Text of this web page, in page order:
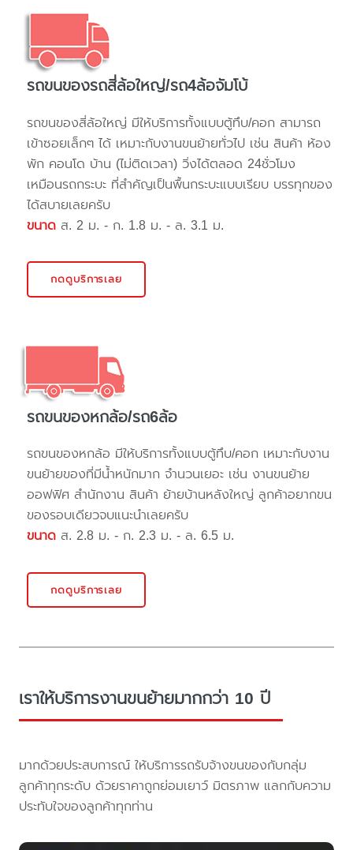
รถขนของรถสี่ล้อใหญ่/รถ4ล้อจัมโบ้
รถขนของสี่ล้อใหญ่ มีให้บริการทั้งแบบตู้ทึบ/คอก สามารถ
เข้าซอยเล็กๆ ได้ เหมาะกับงานขนย้ายทั่วไป เช่น สินค้า ห้อง
พัก คอนโด บ้าน (ไม่ติดเวลา) วิ่งได้ตลอด 24ชั่วโมง
เหมือนรถกระบะ ที่สำคัญเป็นพื้นกระบะแบบเรียบ บรรทุกของ
ได้สบายเลยครับ
ขนาด ส. 2 ม. - ก. 1.8 ม. - ล. 3.1 ม.
กดดูบริการเลย
รถขนของหกล้อ/รถ6ล้อ
รถขนของหกล้อ มีให้บริการทั้งแบบตู้ทึบ/คอก เหมาะกับงาน
ขนย้ายของที่มีน้ำหนักมาก จำนวนเยอะ เช่น งานขนย้าย
ออฟฟิศ สำนักงาน สินค้า ย้ายบ้านหลังใหญ่ ลูกค้าอยากขน
ของรอบเดียวจบแนะนำเลยครับ
ขนาด ส. 2.8 ม. - ก. 2.3 ม. - ล. 6.5 ม.
กดดูบริการเลย
เราให้บริการงานขนย้ายมากกว่า 10 ปี
มากด้วยประสบการณ์ ให้บริการรถรับจ้างขนของกับกลุ่ม
ลูกค้าทุกระดับ ด้วยราคาถูกย่อมเยาว์ มิตรภาพ แลกกับความ
ประทับใจของลูกค้าทุกท่าน